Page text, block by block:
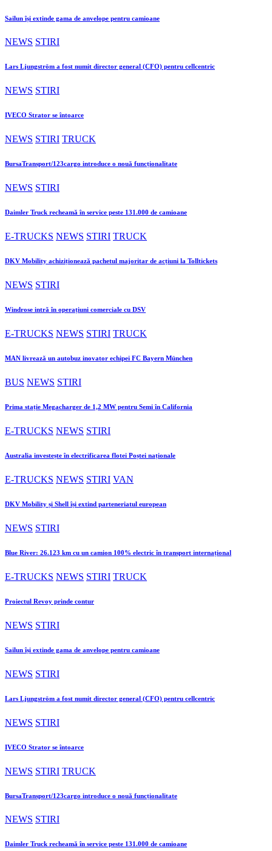
Sailun își extinde gama de anvelope pentru camioane
NEWS STIRI
Lars Ljungström a fost numit director general (CFO) pentru cellcentric
NEWS STIRI
IVECO Strator se întoarce
NEWS STIRI TRUCK
BursaTransport/123cargo introduce o nouă funcționalitate
NEWS STIRI
Daimler Truck recheamă în service peste 131.000 de camioane
E-TRUCKS NEWS STIRI TRUCK
DKV Mobility achiziționează pachetul majoritar de acțiuni la Tolltickets
NEWS STIRI
Windrose intră în operațiuni comerciale cu DSV
E-TRUCKS NEWS STIRI TRUCK
MAN livrează un autobuz inovator echipei FC Bayern München
BUS NEWS STIRI
Prima stație Megacharger de 1,2 MW pentru Semi în California
E-TRUCKS NEWS STIRI
Australia investește în electrificarea flotei Poștei naționale
E-TRUCKS NEWS STIRI VAN
DKV Mobility și Shell își extind parteneriatul european
NEWS STIRI
Blue River: 26.123 km cu un camion 100% electric în transport internațional
E-TRUCKS NEWS STIRI TRUCK
Proiectul Revoy prinde contur
NEWS STIRI
Sailun își extinde gama de anvelope pentru camioane
NEWS STIRI
Lars Ljungström a fost numit director general (CFO) pentru cellcentric
NEWS STIRI
IVECO Strator se întoarce
NEWS STIRI TRUCK
BursaTransport/123cargo introduce o nouă funcționalitate
NEWS STIRI
Daimler Truck recheamă în service peste 131.000 de camioane